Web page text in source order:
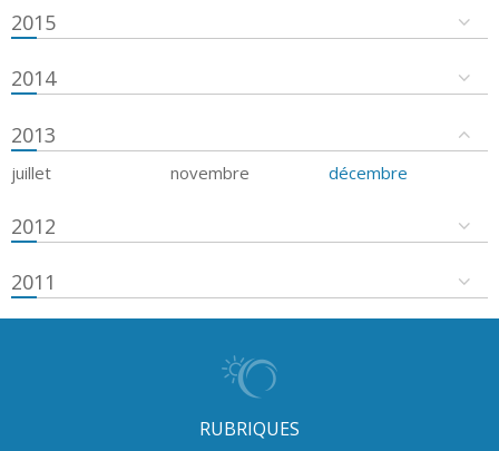
2015
2014
2013
juillet novembre décembre
2012
2011
RUBRIQUES